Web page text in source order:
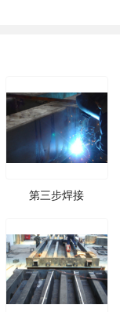
第三步焊接